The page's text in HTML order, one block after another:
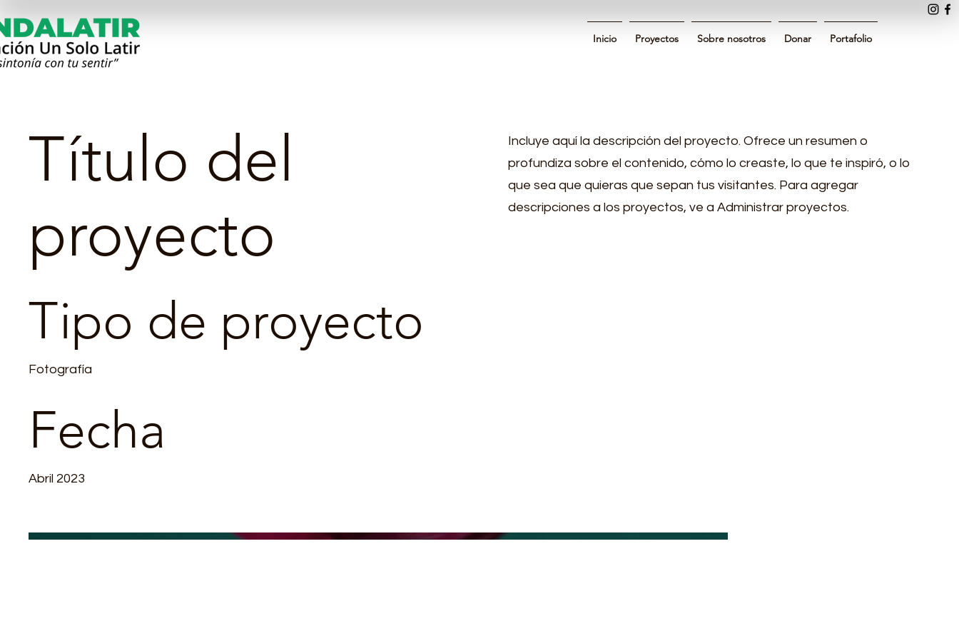
Inicio Proyectos Sobre nosotros Donar Portafolio
Título del
proyecto
Tipo de proyecto
Fotografía
Fecha
Abril 2023
Incluye aquí la descripción del proyecto. Ofrece un resumen o
profundiza sobre el contenido, cómo lo creaste, lo que te inspiró, o lo
que sea que quieras que sepan tus visitantes. Para agregar
descripciones a los proyectos, ve a Administrar proyectos.